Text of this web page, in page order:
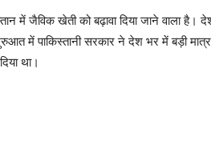
में जैविक खेती को बढ़ावा दिया जाने वाला
में पाकिस्तानी सरकार ने देश भर में बड़ी
था।